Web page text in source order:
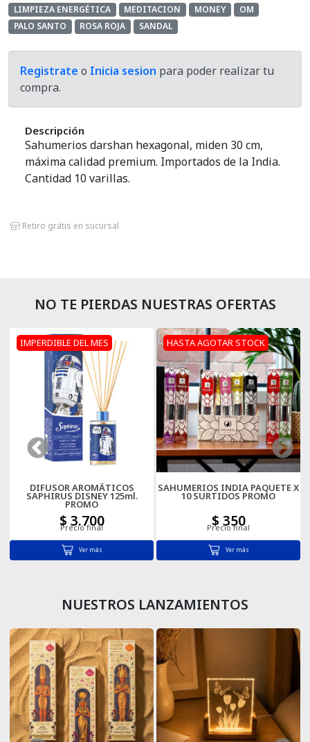
LIMPIEZA ENERGÉTICA
MEDITACION MONEY
OM
PALO SANTO
ROSA ROJA SANDAL
Registrate o Inicia sesion para poder realizar tu
compra.
Descripción
Sahumerios darshan hexagonal, miden 30 cm,
máxima calidad premium. Importados de la India.
Cantidad 10 varillas.
Retiro grátis en sucursal
NO TE PIERDAS NUESTRAS OFERTAS
IMPERDIBLE DEL MES
DIFUSOR AROMÃTICOS
SAPHIRUS DISNEY 125ml.
PROMO
$ 3.700
Precio final
Ver más
HASTA AGOTAR STOCK
SAHUMERIOS INDIA PAQUETE X
10 SURTIDOS PROMO
$ 350
Precio final
Ver más
NUESTROS LANZAMIENTOS
Home And Deco
Kits
Lamparas De Sal
Porta Sahumerios
Perfumes Simil Hombre
Pilas
Sahumerios
Sahumerios Dhoop
Sahumerios Conos Cascada
Sahumadores
Velas Y Velones
Cartas